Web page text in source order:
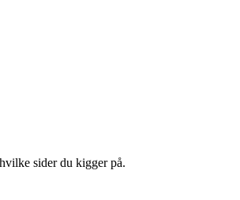
sider du kigger på.